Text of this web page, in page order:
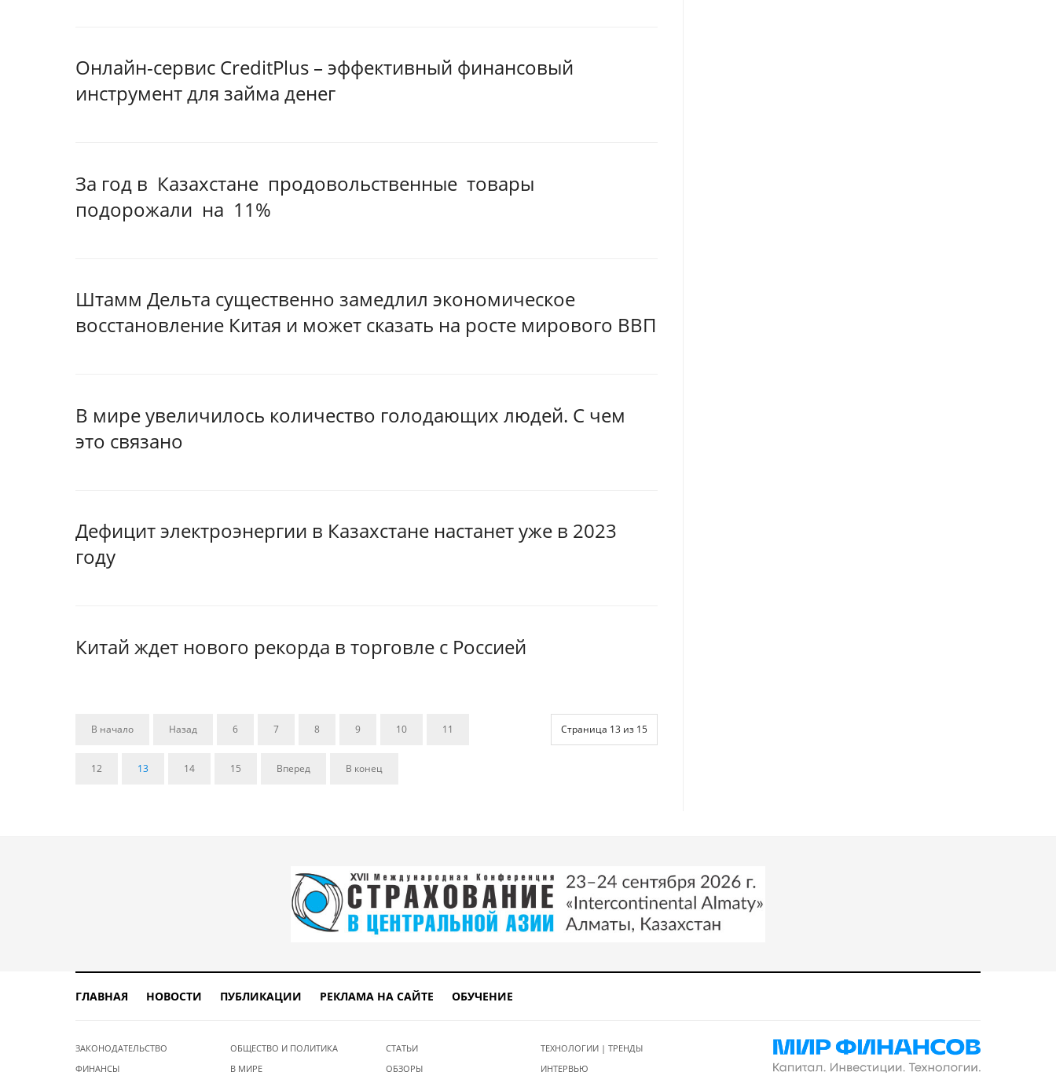
Онлайн-сервис CreditPlus – эффективный финансовый
инструмент для займа денег
За год в Казахстане продовольственные товары
подорожали на 11%
Штамм Дельта существенно замедлил экономическое
восстановление Китая и может сказать на росте мирового ВВП
В мире увеличилось количество голодающих людей. С чем
это связано
Дефицит электроэнергии в Казахстане настанет уже в 2023
году
Китай ждет нового рекорда в торговле с Россией
Страница 13 из 15
В начало Назад 6 7 8 9 10 11
12 13 14 15 Вперед В конец
ГЛАВНАЯ НОВОСТИ ПУБЛИКАЦИИ РЕКЛАМА НА САЙТЕ ОБУЧЕНИЕ
ЗАКОНОДАТЕЛЬСТВО
ФИНАНСЫ
ОБЩЕСТВО И ПОЛИТИКА
В МИРЕ
СТАТЬИ
ОБЗОРЫ
ТЕХНОЛОГИИ | ТРЕНДЫ
ИНТЕРВЬЮ